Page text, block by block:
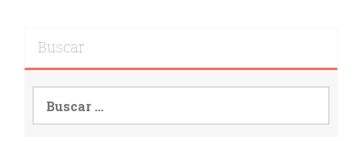
Buscar
Buscar: